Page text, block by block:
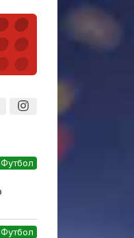
Футбол
Футбол